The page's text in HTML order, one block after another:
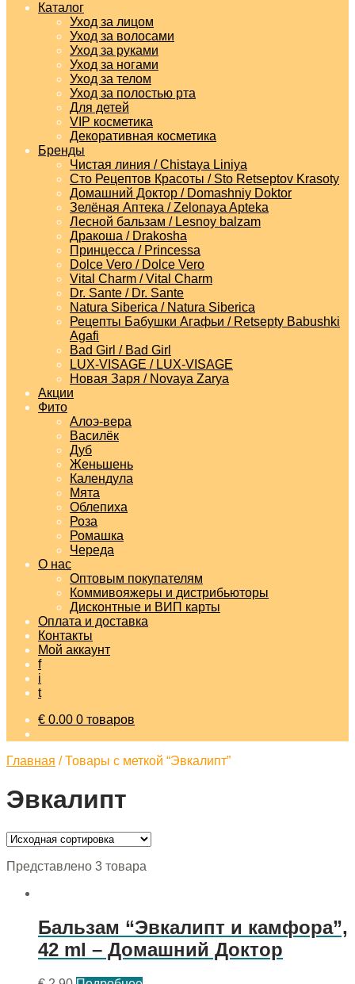
Каталог
Уход за лицом
Уход за волосами
Уход за руками
Уход за ногами
Уход за телом
Уход за полостью рта
Для детей
VIP косметика
Декоративная косметика
Бренды
Чистая линия / Chistaya Liniya
Сто Рецептов Красоты / Sto Retseptov Krasoty
Домашний Доктор / Domashniy Doktor
Зелёная Аптека / Zelonaya Apteka
Лесной бальзам / Lesnoy balzam
Дракоша / Drakosha
Принцесса / Princessa
Dolce Vero / Dolce Vero
Vital Charm / Vital Charm
Dr. Sante / Dr. Sante
Natura Siberica / Natura Siberica
Рецепты Бабушки Агафьи / Retsepty Babushki
Agafi
Bad Girl / Bad Girl
LUX-VISAGE / LUX-VISAGE
Новая Заря / Novaya Zarya
Акции
Фито
Алоэ-вера
Василёк
Дуб
Женьшень
Календула
Мята
Облепиха
Роза
Ромашка
Череда
О нас
Оптовым покупателям
Коммивояжеры и дистрибьюторы
Дисконтные и ВИП карты
Оплата и доставка
Контакты
Мой аккаунт
f
i
t
€ 0.00 0 товаров
Главная /Товары с меткой “Эвкалипт”
Эвкалипт
Представлено 3 товара
Бальзам “Эвкалипт и камфора”,
42 ml – Домашний Доктор